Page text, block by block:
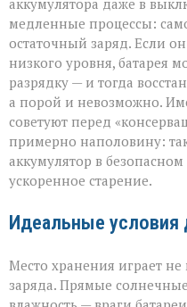
аккумулятора даже в
медленные процессы:
остаточный заряд. Если
низкого уровня, батарея
разрядку — и тогда
а порой и невозможно.
советуют перед
примерно наполовину:
аккумулятор в
ускоренное старение.
Идеальные условия
Место хранения играет
заряда. Прямые